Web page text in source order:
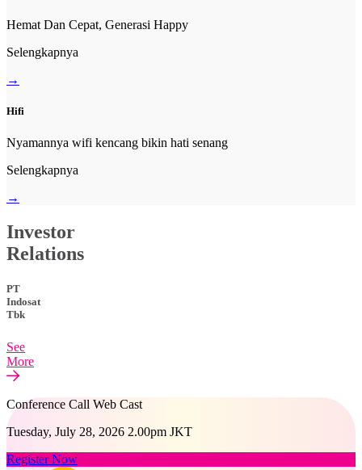
Hemat Dan Cepat, Generasi Happy
Selengkapnya
→
Hifi
Nyamannya wifi kencang bikin hati senang
Selengkapnya
→
Investor
Relations
PT
Indosat
Tbk
See
More
Conference Call Web Cast
Tuesday, July 28, 2026 2.00pm JKT
Register Now